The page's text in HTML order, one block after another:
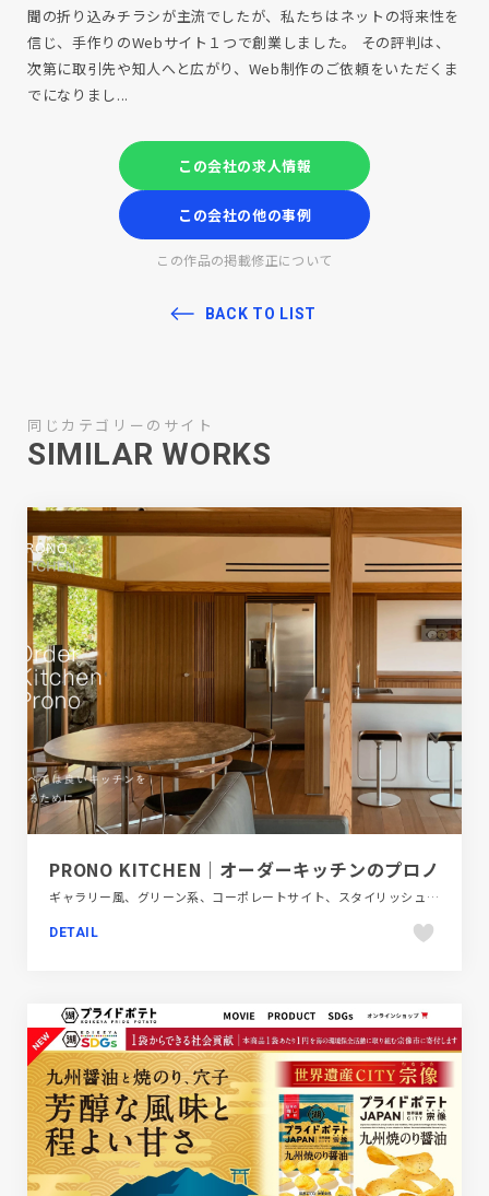
聞の折り込みチラシが主流でしたが、私たちはネットの将来性を
信じ、手作りのWebサイト１つで創業しました。 その評判は、
次第に取引先や知人へと広がり、Web制作のご依頼をいただくま
でになりまし...
この会社の求人情報
この会社の他の事例
この作品の掲載修正について
BACK TO LIST
同じカテゴリーのサイト
SIMILAR WORKS
PRONO KITCHEN｜オーダーキッチンのプロノ
ギャラリー風、グリーン系、コーポレートサイト、スタイリッシュ、ナチュラル、建設・住宅・不動産
DETAIL